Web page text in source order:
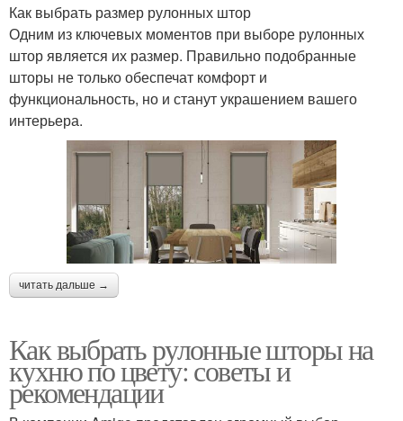
Как выбрать размер рулонных штор
Одним из ключевых моментов при выборе рулонных
штор является их размер. Правильно подобранные
шторы не только обеспечат комфорт и
функциональность, но и станут украшением вашего
интерьера.
читать дальше →
Как выбрать рулонные шторы на
кухню по цвету: советы и
рекомендации